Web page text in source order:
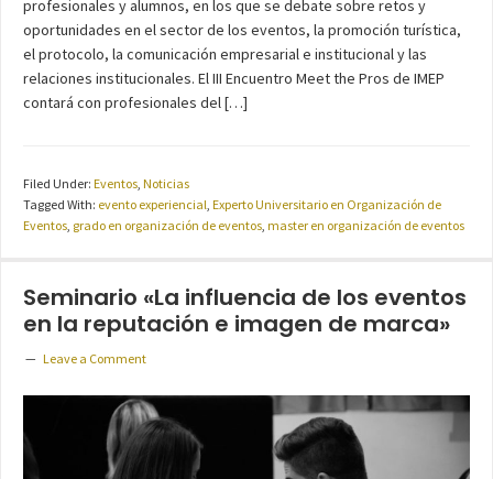
profesionales y alumnos, en los que se debate sobre retos y
oportunidades en el sector de los eventos, la promoción turística,
el protocolo, la comunicación empresarial e institucional y las
relaciones institucionales. El III Encuentro Meet the Pros de IMEP
contará con profesionales del […]
Filed Under: Eventos Noticias
Tagged With: evento experiencial Experto Universitario en Organización de
Eventos grado en organización de eventos master en organización de eventos
Seminario «La influencia de los eventos
en la reputación e imagen de marca»
Leave a Comment